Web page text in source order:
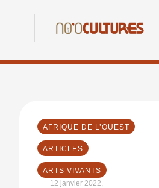
AFRIQUE DE L’OUEST
ARTICLES
ARTS VIVANTS
12 janvier 2022,